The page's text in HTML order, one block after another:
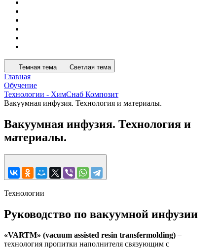
Темная тема Светлая тема
Главная
Обучение
Технологии - ХимСнаб Композит
Вакуумная инфузия. Технология и материалы.
Вакуумная инфузия. Технология и
материалы.
Технологии
Руководство по вакуумной инфузии
«VARTM» (vacuum assisted resin transfermolding) –
технология пропитки наполнителя связующим с